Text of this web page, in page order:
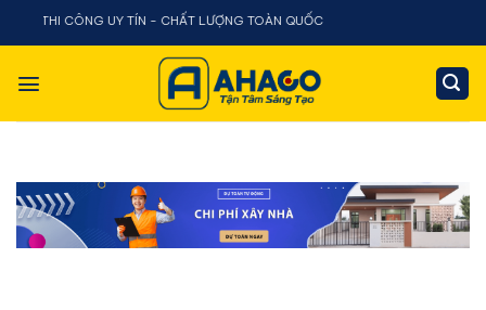
Chuyển
dung
UY TÍN - CHẤT LƯỢNG TOÀN QUỐC